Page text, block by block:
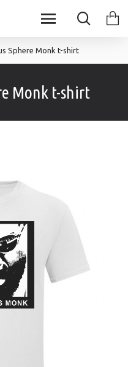
Sphere Monk t-shirt
Monk t-shirt